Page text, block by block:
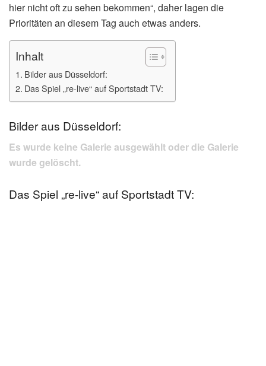
hier nicht oft zu sehen bekommen“, daher lagen die
Prioritäten an diesem Tag auch etwas anders.
Inhalt
Bilder aus Düsseldorf:
Das Spiel „re-live“ auf Sportstadt TV:
Bilder aus Düsseldorf:
Es wurde keine Galerie ausgewählt oder die Galerie
wurde gelöscht.
Das Spiel „re-live“ auf Sportstadt TV: